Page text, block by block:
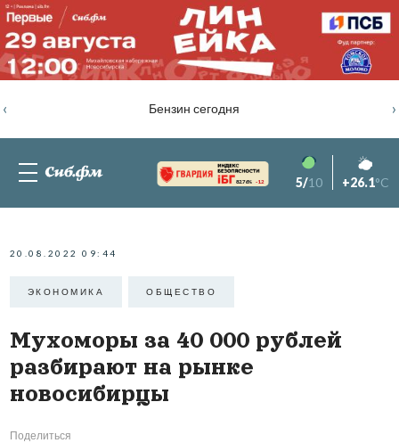
Бензин сегодня
‹ ›
82.76% -1.2 5/10 +26.1°C
20.08.2022 09:44
ЭКОНОМИКА ОБЩЕСТВО
Мухоморы за 40 000 рублей
разбирают на рынке
новосибирцы
Поделиться